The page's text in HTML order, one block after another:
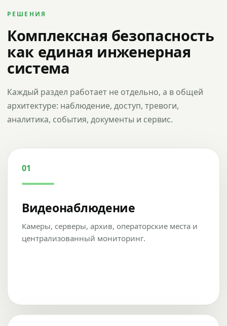
РЕШЕНИЯ
Комплексная безопасность
как единая инженерная
система
Каждый раздел работает не отдельно, а в общей
архитектуре: наблюдение, доступ, тревоги,
аналитика, события, документы и сервис.
01
Видеонаблюдение
Камеры, серверы, архив, операторские места и
централизованный мониторинг.